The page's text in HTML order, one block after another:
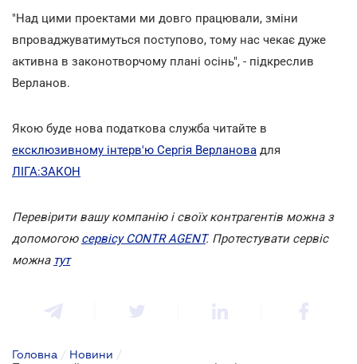
"Над цими проектами ми довго працювали, зміни
впроваджуватимуться поступово, тому нас чекає дуже
активна в законотворчому плані осінь", - підкреслив
Верланов.
Якою буде нова податкова служба читайте в
ексклюзивному інтерв'ю Сергія Верланова для
ЛІГА:ЗАКОН
Перевірити вашу компанію і своїх контрагентів можна з
допомогою сервісу CONTR AGENT. Протестувати сервіс
можна тут
Головна / Новини /